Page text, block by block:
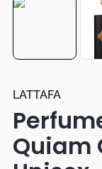
LATTAFA
Quiam
Cuadro
Sillas
Duvet
Botas
Dko